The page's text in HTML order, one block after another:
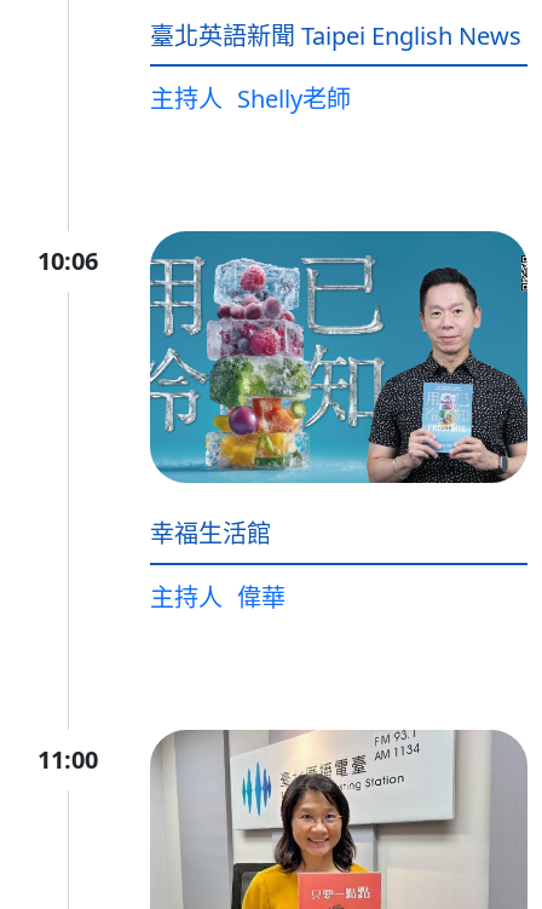
臺北英語新聞 Taipei English News
主持人 Shelly老師
10:06
幸福生活館
主持人 偉華
11:00